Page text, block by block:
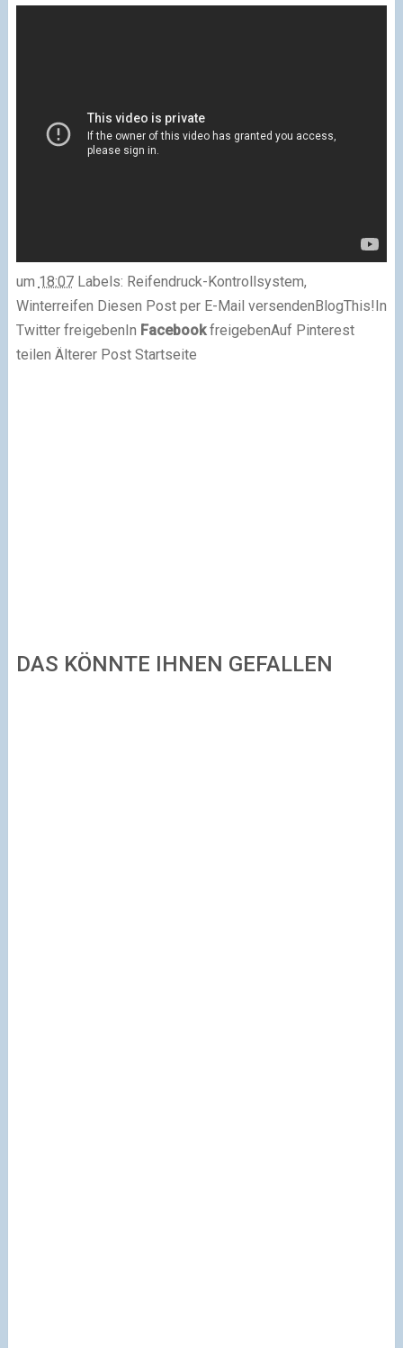
um 18:07 Labels: Reifendruck-Kontrollsystem,
Winterreifen Diesen Post per E-Mail versendenBlogThis!In
Twitter freigebenIn FacebookfreigebenAuf Pinterest
teilen Älterer Post Startseite
DAS KÖNNTE IHNEN GEFALLEN